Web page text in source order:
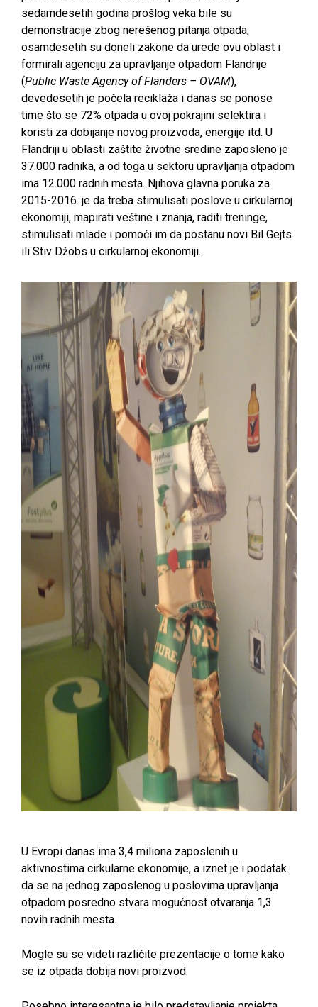
sedamdesetih godina prošlog veka bile su
demonstracije zbog nerešenog pitanja otpada,
osamdesetih su doneli zakone da urede ovu oblast i
formirali agenciju za upravljanje otpadom Flandrije
(Public Waste Agency of Flanders – OVAM),
devedesetih je počela reciklaža i danas se ponose
time što se 72% otpada u ovoj pokrajini selektira i
koristi za dobijanje novog proizvoda, energije itd. U
Flandriji u oblasti zaštite životne sredine zaposleno je
37.000 radnika, a od toga u sektoru upravljanja otpadom
ima 12.000 radnih mesta. Njihova glavna poruka za
2015-2016. je da treba stimulisati poslove u cirkularnoj
ekonomiji, mapirati veštine i znanja, raditi treninge,
stimulisati mlade i pomoći im da postanu novi Bil Gejts
ili Stiv Džobs u cirkularnoj ekonomiji.
U Evropi danas ima 3,4 miliona zaposlenih u
aktivnostima cirkularne ekonomije, a iznet je i podatak
da se na jednog zaposlenog u poslovima upravljanja
otpadom posredno stvara mogućnost otvaranja 1,3
novih radnih mesta.
Mogle su se videti različite prezentacije o tome kako
se iz otpada dobija novi proizvod.